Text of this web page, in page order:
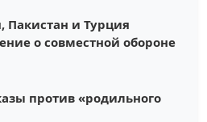
Пакистан и Турция
о совместной обороне
против «родильного